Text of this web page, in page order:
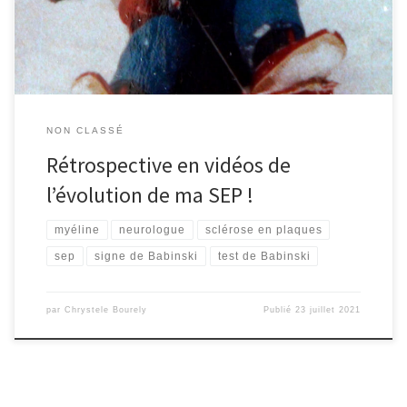
[…]
NON CLASSÉ
Rétrospective en vidéos de
l’évolution de ma SEP !
myéline neurologue sclérose en plaques
sep signe de Babinski test de Babinski
par Chrystele Bourely Publié23 juillet 2021